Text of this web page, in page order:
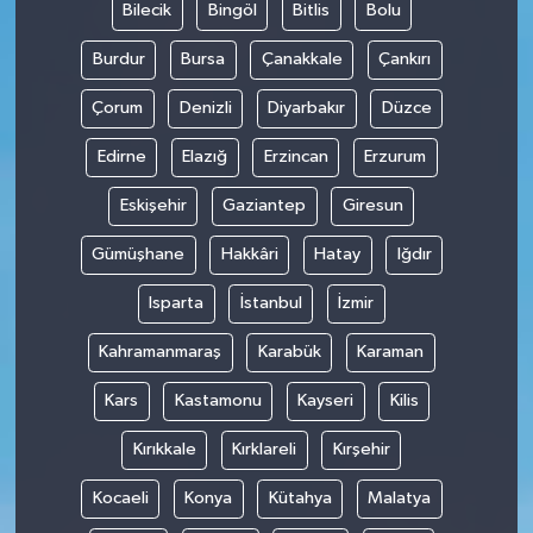
Bilecik Bingöl Bitlis Bolu
Burdur Bursa Çanakkale Çankırı
Çorum Denizli Diyarbakır Düzce
Edirne Elazığ Erzincan Erzurum
Eskişehir Gaziantep Giresun
Gümüşhane Hakkâri Hatay Iğdır
Isparta İstanbul İzmir
Kahramanmaraş Karabük Karaman
Kars Kastamonu Kayseri Kilis
Kırıkkale Kırklareli Kırşehir
Kocaeli Konya Kütahya Malatya